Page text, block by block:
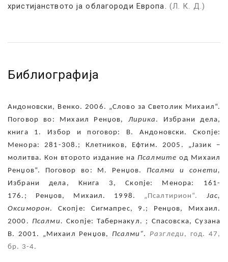
христијанството ја облагороди Европа. (Л. К. Д.)
Библиографија
Андоновски, Венко. 2006. „Слово за Светолик Михаил “.
Поговор во: Михаил Ренџов, Лирика . Избрани дела,
книга 1. Избор и поговор: В. Андоновски. Скопје:
Менора: 281-308.; Клетников, Ефтим. 2005. „Јазик –
молитва. Кон второто издание на Псалмите од Михаил
Ренџов“. Поговор во: М. Ренџов. Псалми и сонети,
Избрани дела, Книга 3, Скопје: Менора: 161-
176.; Ренџов, Михаил. 1998. „Псалтирион“. Јас,
Оксиморон. Скопје: Сигмапрес, 9.; Ренџов, Михаил.
2000. Псалми. Скопје: Табернакул. ; Спасовска, Сузана
В. 2001. „Михаил Ренџов, Псалми “. Разгледи , год. 47,
бр. 3-4.